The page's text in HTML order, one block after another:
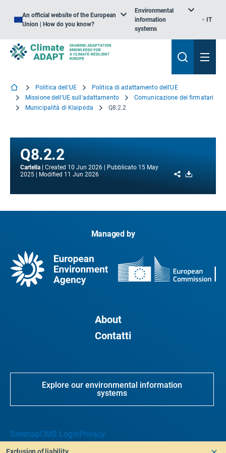
An official website of the European
Union | How do you know?
Environmental
information
systems
IT
Politica dell'UE
Politica di adattamento dell'UE
Missione dell'UE sull'adattamento
Comunicazione dei firmatari
Municipalità di Klaipėda
Q8.2.2
Q8.2.2
Cartella Created 10 Jun 2026 Pubblicato 15 May
2025
Modified 11 Jun 2026 Share
Managed by
About
Contatti
Explore our environmental information
systems
SitemapCMS LoginPrivacy
Exclusion of liability